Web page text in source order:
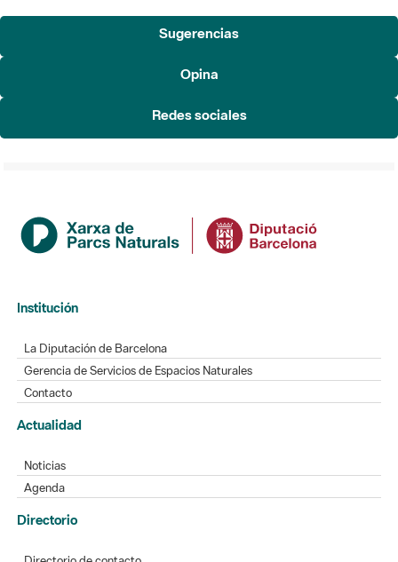
Sugerencias
Opina
Redes sociales
Institución
La Diputación de Barcelona
Gerencia de Servicios de Espacios Naturales
Contacto
Actualidad
Noticias
Agenda
Directorio